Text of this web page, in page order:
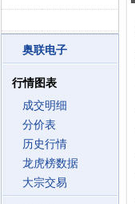
奥联电子
行情图表
成交明细
分价表
历史行情
龙虎榜数据
大宗交易